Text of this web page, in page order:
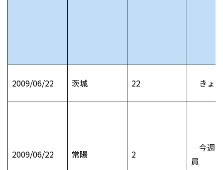
2009/06/22 茨城 22 きょ
2009/06/22 常陽 2
今週
員